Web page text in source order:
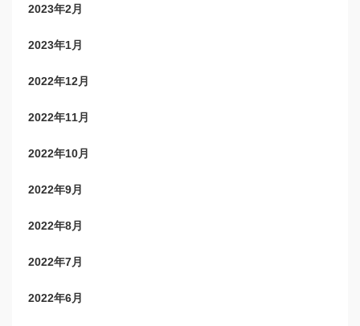
2023年2月
2023年1月
2022年12月
2022年11月
2022年10月
2022年9月
2022年8月
2022年7月
2022年6月